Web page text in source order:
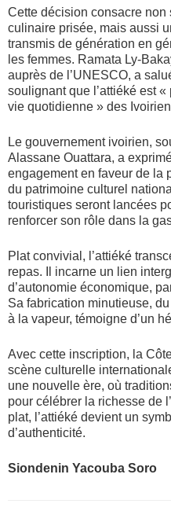
Cette décision consacre
culinaire prisée, mais aussi
transmis de génération en
les femmes. Ramata Ly-
auprès de l’UNESCO, a
soulignant que l’attiéké est
vie quotidienne » des
Le gouvernement ivoirien,
Alassane Ouattara, a
engagement en faveur de la
du patrimoine culturel
touristiques seront lancées
renforcer son rôle dans la
Plat convivial, l’attiéké
repas. Il incarne un lien
d’autonomie économique,
Sa fabrication minutieuse,
à la vapeur, témoigne d’un
Avec cette inscription, la
scène culturelle
une nouvelle ère, où
pour célébrer la richesse de
plat, l’attiéké devient un
d’authenticité.
Siondenin Yacouba Soro